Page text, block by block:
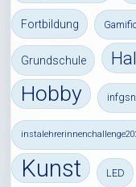
Fortbildung
Grundschule
Hobby
Kunst LED